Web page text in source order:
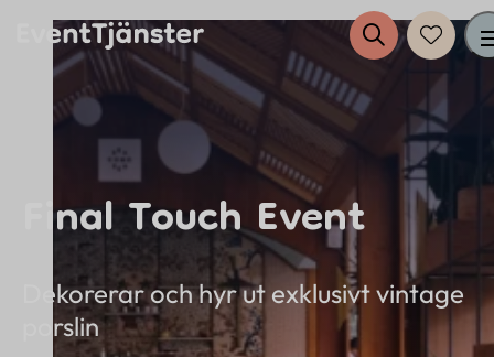
Tjänster
Evenemang
Eventplanering
Anslut dig till EventTjänster
Final Touch Event
Dekorerar och hyr ut exklusivt vintage
porslin